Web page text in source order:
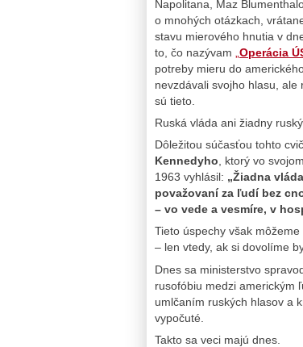
Napolitana, Maz
o mnohých otázkach,
stavu mierového hnutia v
to, čo nazývam
Operácia
potreby mieru do
nevzdávali svojho hlasu,
sú tieto.
Ruská vláda ani žiadny
Dôležitou súčasťou tohto
Kennedyho, ktorý vo
1963 vyhlásil: „Žiadna
považovaní za ľudí bez
– vo vede a vesmíre, v
Tieto úspechy však
– len vtedy, ak si dovolíme
Dnes sa ministerstvo
rusofóbiu medzi americkým
umlčaním ruských hlasov a
vypočuté.
Takto sa veci majú dnes.